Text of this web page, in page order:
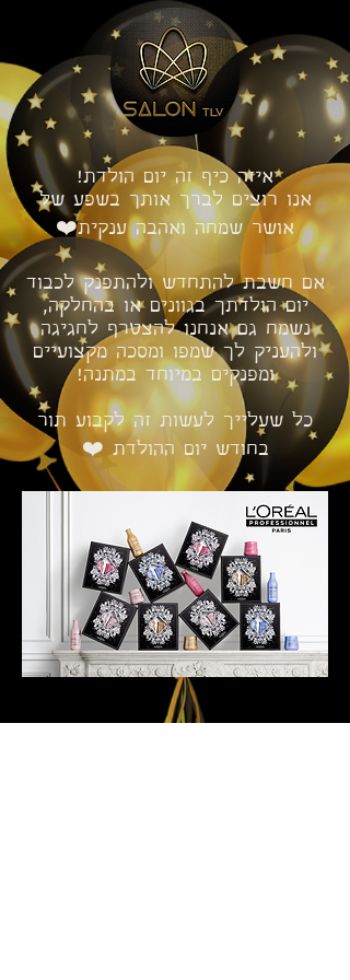
איזה כיף זה יום הולדת!
אנו רוצים לברך אותך בשפע של
אושר שמחה ואהבה ענקית❤️
אם חשבת להתחדש ולהתפנק לכבוד
יום הולדתך בגוונים או בהחלקה,
נשמח גם אנחנו להצטרף לחגיגה
ולהעניק לך שמפו ומסכה מקצועיים
ומפנקים במיוחד במתנה!
כל שעלייך לעשות זה לקבוע תור
בחודש יום ההולדת ❤️